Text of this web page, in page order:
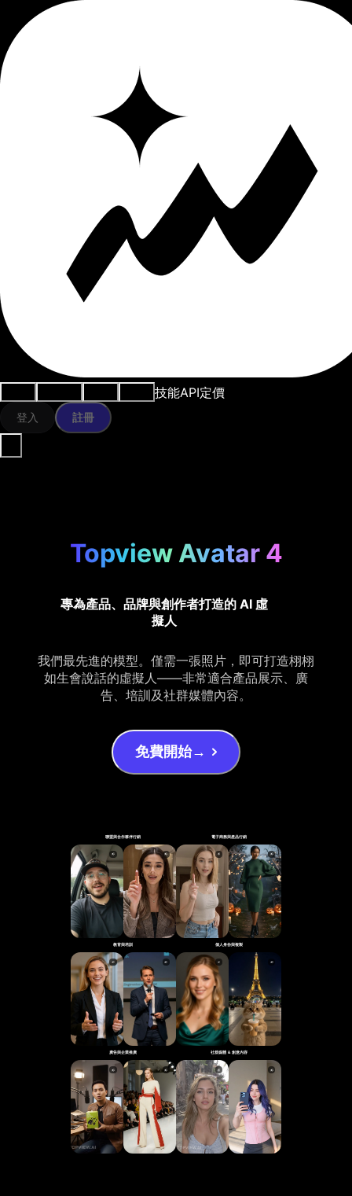
技能API定價
登入 註冊
Topview Avatar 4
專為產品、品牌與創作者打造的 AI 虛
擬人
我們最先進的模型。僅需一張照片，即可打造栩栩
如生會說話的虛擬人——非常適合產品展示、廣
告、培訓及社群媒體內容。
免費開始→
聯盟與合作夥伴行銷 電子商務與產品行銷
教育與培訓 個人身份與複製
廣告與企業推廣 社群媒體 ＆ 創意內容